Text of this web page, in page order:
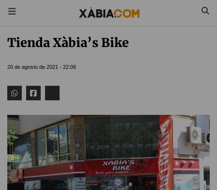
Tienda Xàbia’s Bike
20 de agosto de 2021 - 22:06